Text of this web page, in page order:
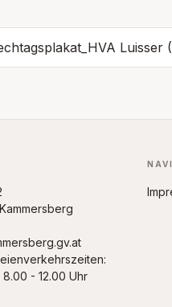
Luisser
- 12.00 Uhr